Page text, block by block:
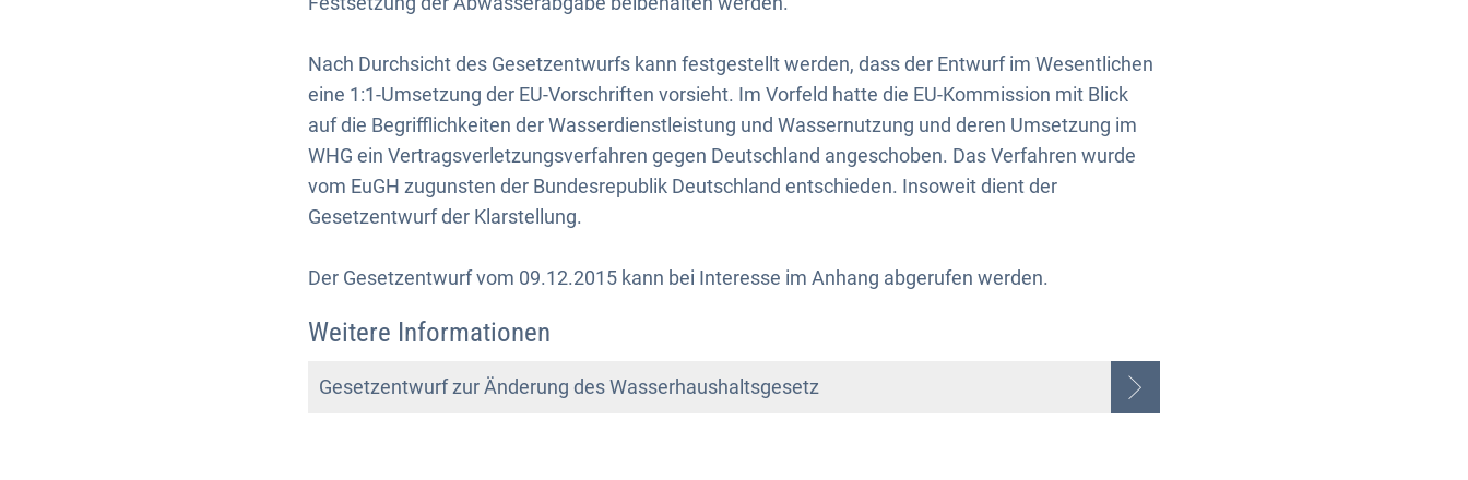
Nach Durchsicht des Gesetzentwurfs kann festgestellt werden, dass der Entwurf im Wesentlichen
eine 1:1-Umsetzung der EU-Vorschriften vorsieht. Im Vorfeld hatte die EU-Kommission mit Blick
auf die Begrifflichkeiten der Wasserdienstleistung und Wassernutzung und deren Umsetzung im
WHG ein Vertragsverletzungsverfahren gegen Deutschland angeschoben. Das Verfahren wurde
vom EuGH zugunsten der Bundesrepublik Deutschland entschieden. Insoweit dient der
Gesetzentwurf der Klarstellung.
Der Gesetzentwurf vom 09.12.2015 kann bei Interesse im Anhang abgerufen werden.
Weitere Informationen
Gesetzentwurf zur Änderung des Wasserhaushaltsgesetz